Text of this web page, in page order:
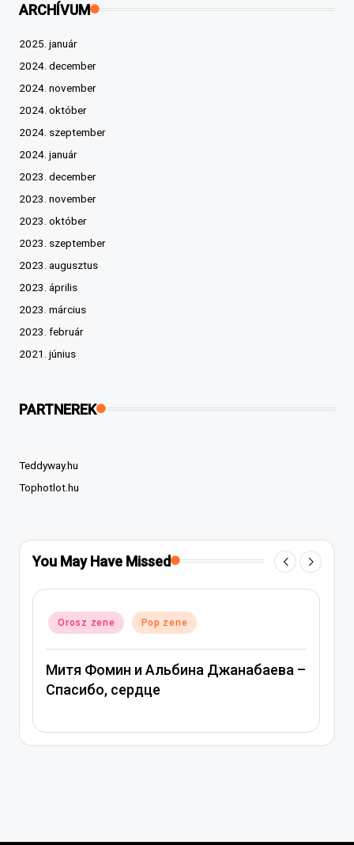
ARCHÍVUM
2025. január
2024. december
2024. november
2024. október
2024. szeptember
2024. január
2023. december
2023. november
2023. október
2023. szeptember
2023. augusztus
2023. április
2023. március
2023. február
2021. június
PARTNEREK
Teddyway.hu
Tophotlot.hu
You May Have Missed
–
Posted
Orosz zene
Вера Брежнева – Девочка моя